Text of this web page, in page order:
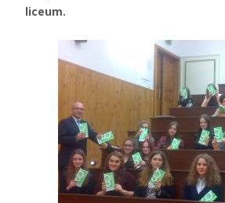
liceum.